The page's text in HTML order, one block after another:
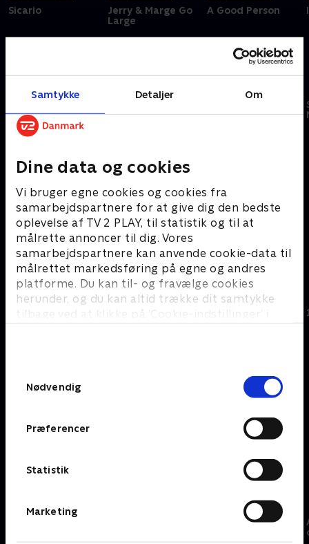
Samtykke Detaljer Om
Dine data og cookies
Vi bruger egne cookies og cookies fra
samarbejdspartnere for at give dig den bedste
oplevelse af TV 2 PLAY, til statistik og til at
målrette annoncer til dig. Vores
samarbejdspartnere kan anvende cookie-data til
målrettet markedsføring på egne og andres
platforme. Du kan til- og fravælge cookies
herunder, og du kan altid trække dit samtykke
tilbage ved at klikke på ’Cookie-indstillinger’ i
Nødvendig
Præferencer
Statistik
Marketing
Sicario
Jerry & Marge Go
Large
A Good Person
Filmklassikere - kræver SkyShowtime
Chinatown Flashdance Mission: Impossible
#